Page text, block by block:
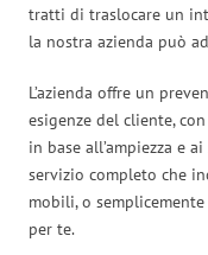
tratti di traslocare un
la nostra azienda può
L’azienda offre un
esigenze del cliente,
in base all’ampiezza e
servizio completo che
mobili, o
per te.